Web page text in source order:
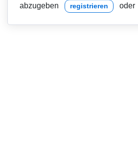
abzugeben
registrieren oder